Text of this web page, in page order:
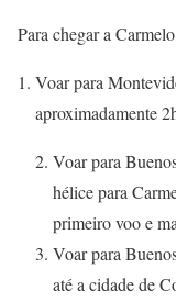
Para chegar a
Voar para
aproximadamente
Voar para
hélice para
primeiro voo e
Voar para
até a cidade de